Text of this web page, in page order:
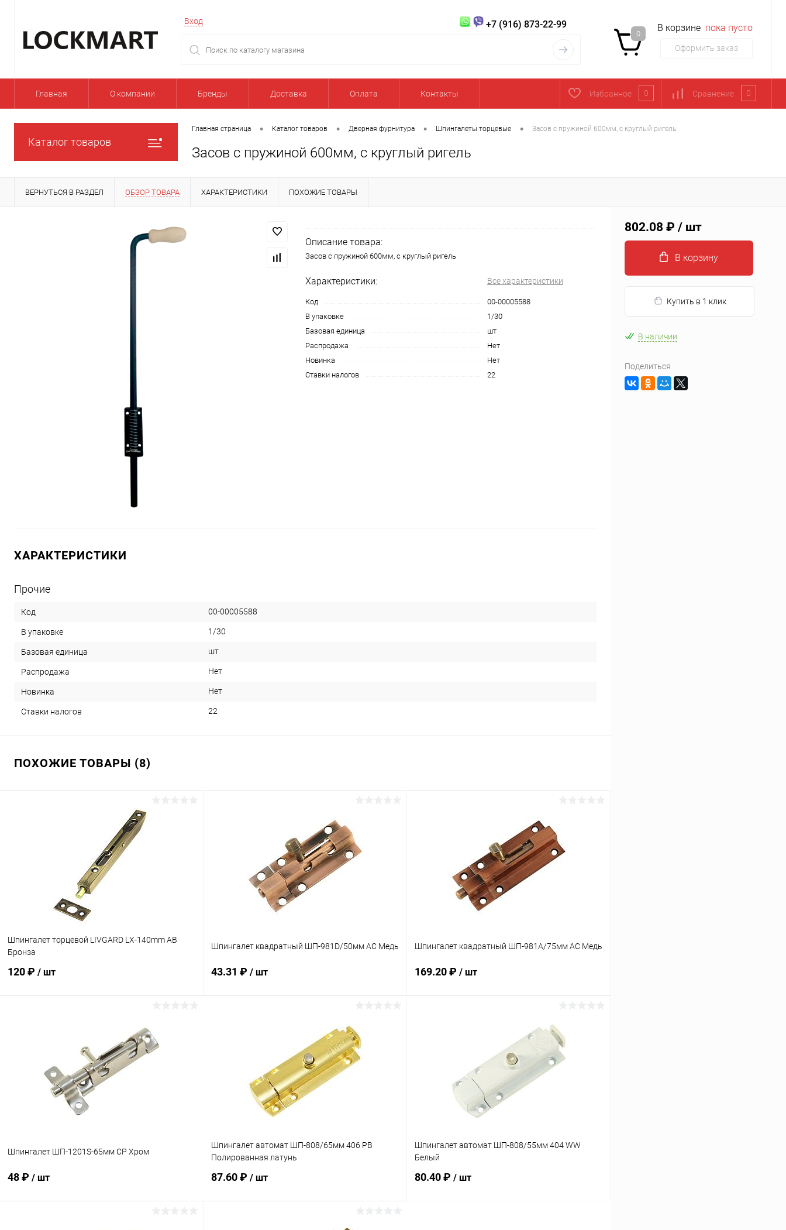
Вход +7 (916) 873-22-99
0
В корзине пока пусто
Оформить заказ
Главная О компании Бренды Доставка Оплата Контакты Избранное 0 Сравнение 0
Каталог товаров
Главная страница • Каталог товаров • Дверная фурнитура • Шпингалеты торцевые • Засов с пружиной 600мм, с круглый ригель
Засов с пружиной 600мм, с круглый ригель
ВЕРНУТЬСЯ В РАЗДЕЛ ОБЗОР ТОВАРА ХАРАКТЕРИСТИКИ ПОХОЖИЕ ТОВАРЫ
Описание товара:
Засов с пружиной 600мм, с круглый ригель
Характеристики: Все характеристики
Код
00-00005588
В упаковке
1/30
Базовая единица
шт
Распродажа
Нет
Новинка
Нет
Ставки налогов
22
ХАРАКТЕРИСТИКИ
Прочие
Код 00-00005588
В упаковке 1/30
Базовая единица шт
Распродажа Нет
Новинка Нет
Ставки налогов 22
ПОХОЖИЕ ТОВАРЫ (8)
Шпингалет торцевой LIVGARD LX-140mm AB
Бронза
120 ₽ / шт
Сравнение
В избранное В наличии
Шпингалет квадратный ШП-981D/50мм AC Медь
43.31 ₽ / шт
Сравнение
В наличии
Шпингалет квадратный ШП-981A/75мм AC Медь
169.20 ₽ / шт
Сравнение
В наличии
Шпингалет ШП-1201S-65мм CP Хром
48 ₽ / шт
Шпингалет автомат ШП-808/65мм 406 PB
Полированная латунь
87.60 ₽ / шт
Шпингалет автомат ШП-808/55мм 404 WW
Белый
80.40 ₽ / шт
802.08 ₽ / шт
В корзину
Купить в 1 клик
В наличии
Поделиться